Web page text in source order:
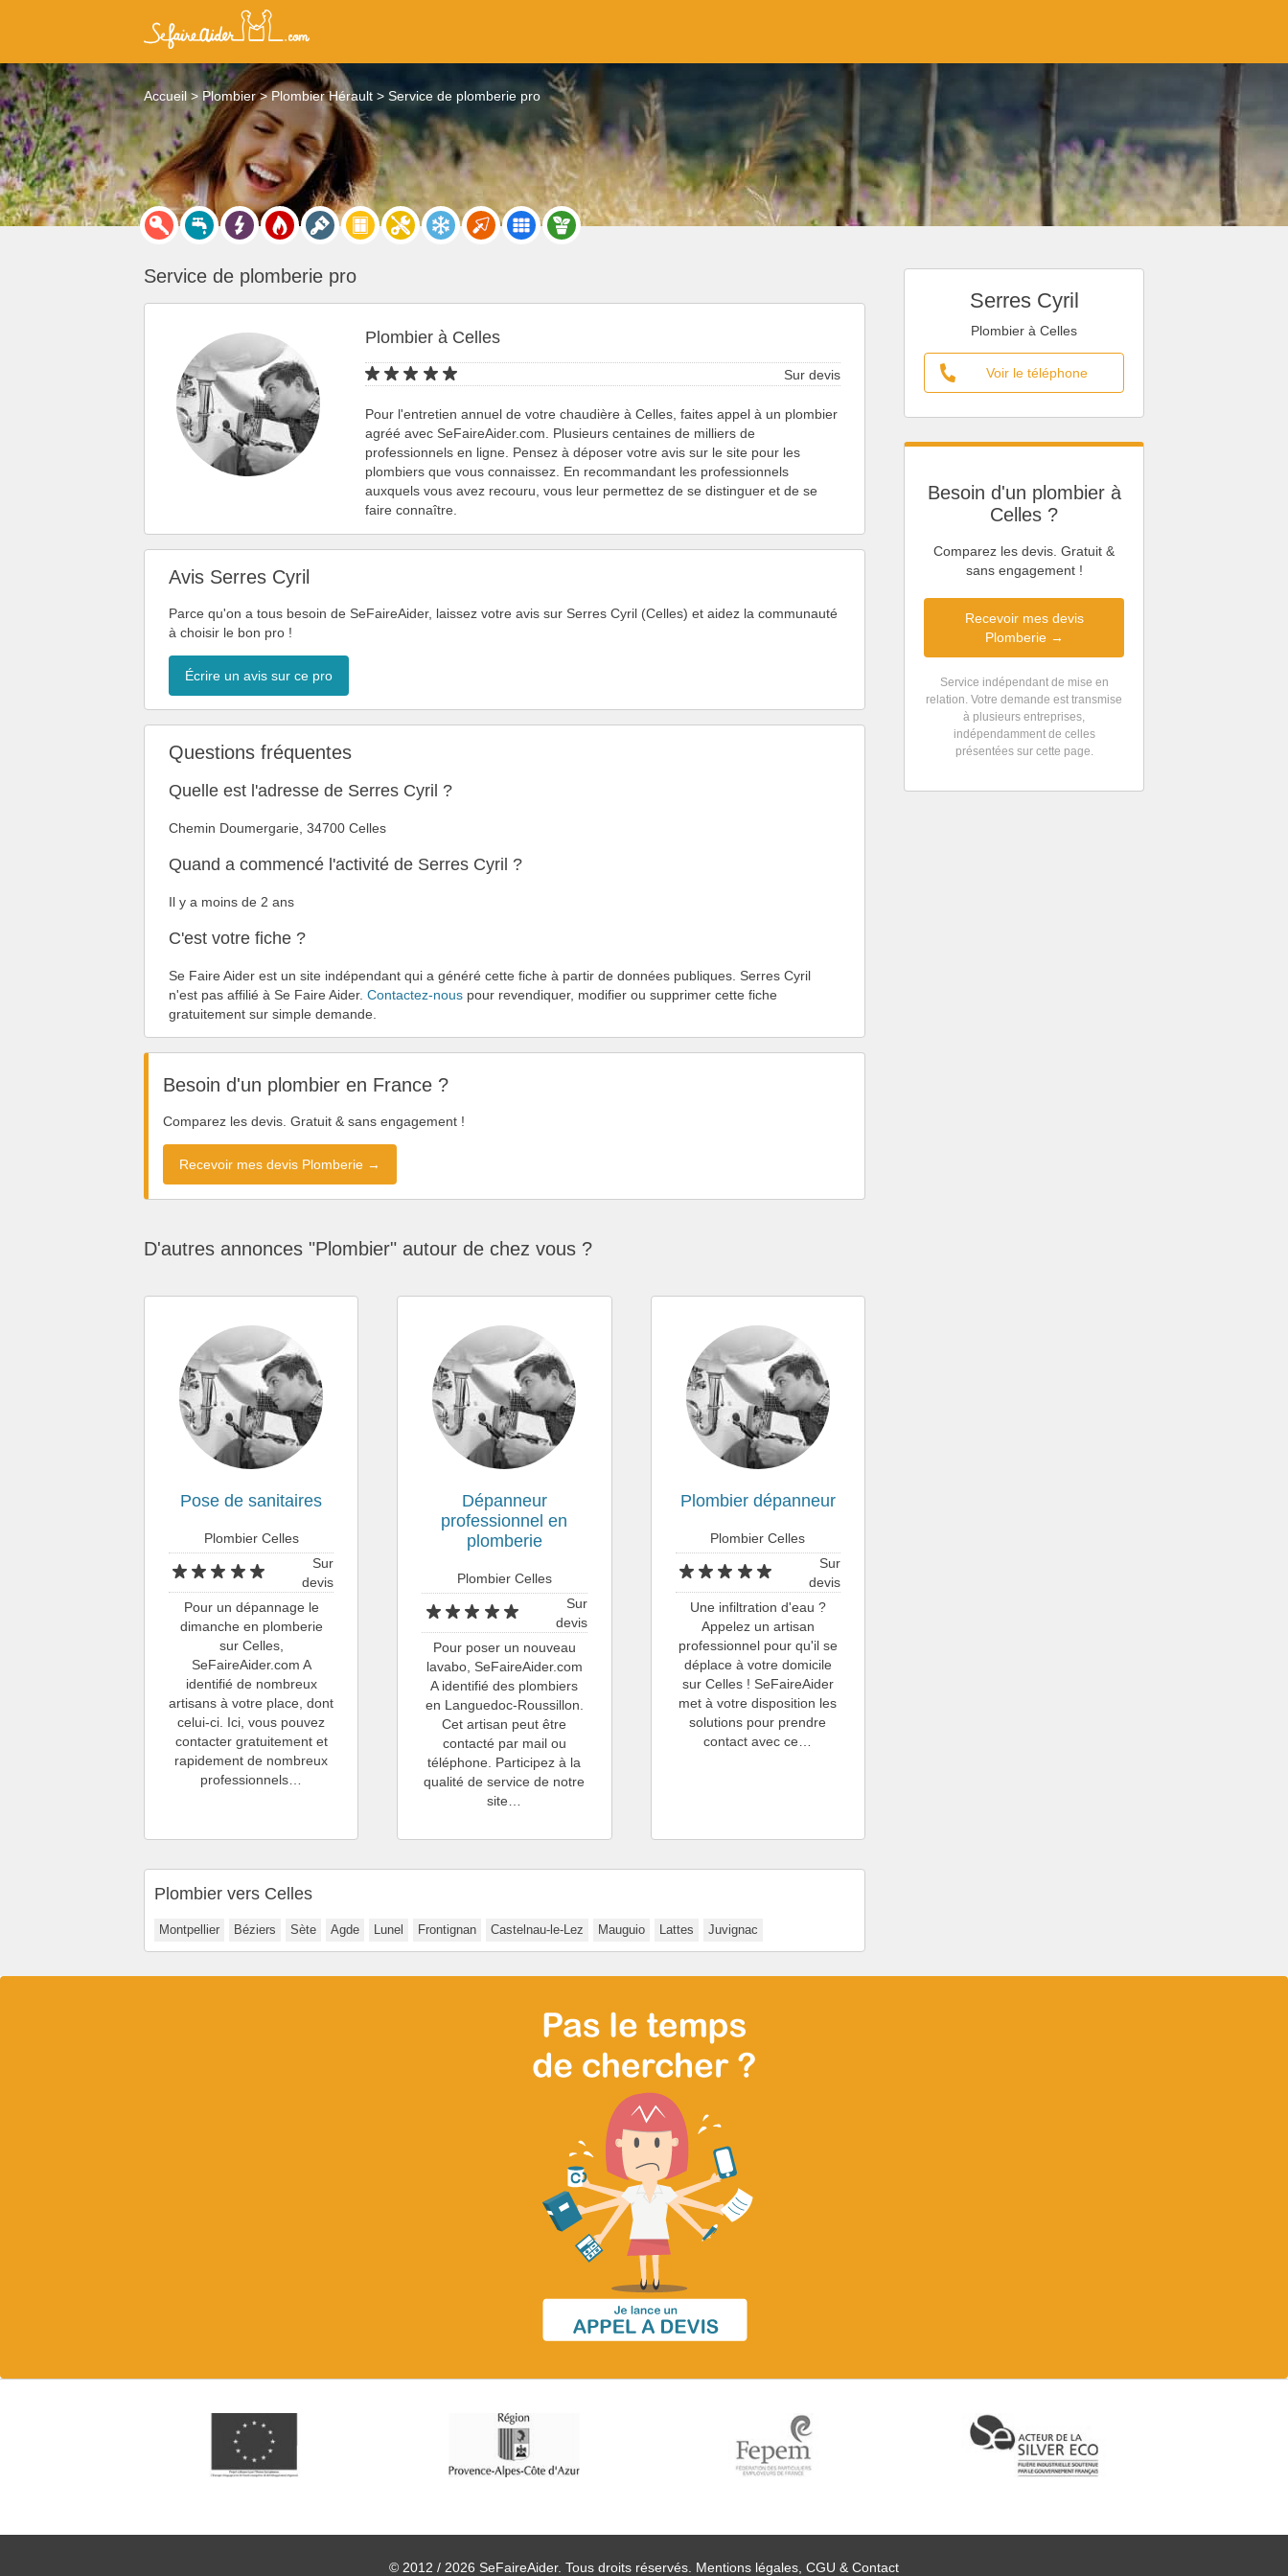
Accueil Plombier Plombier Hérault Service de plomberie pro
Serres Cyril
Plombier à Celles
Voir le téléphone
Besoin d'un plombier à
Celles ?
Comparez les devis. Gratuit &
sans engagement !
Recevoir mes devis
Plomberie →
Service indépendant de mise en
relation. Votre demande est transmise
à plusieurs entreprises,
indépendamment de celles
présentées sur cette page.
Service de plomberie pro
Plombier à Celles
Sur devis
Pour l'entretien annuel de votre chaudière à Celles, faites appel à un plombier
agréé avec SeFaireAider.com. Plusieurs centaines de milliers de
professionnels en ligne. Pensez à déposer votre avis sur le site pour les
plombiers que vous connaissez. En recommandant les professionnels
auxquels vous avez recouru, vous leur permettez de se distinguer et de se
faire connaître.
Avis Serres Cyril
Parce qu'on a tous besoin de SeFaireAider, laissez votre avis sur Serres Cyril (Celles) et aidez la communauté
à choisir le bon pro !
Écrire un avis sur ce pro
Questions fréquentes
Quelle est l'adresse de Serres Cyril ?
Chemin Doumergarie, 34700 Celles
Quand a commencé l'activité de Serres Cyril ?
Il y a moins de 2 ans
C'est votre fiche ?
Se Faire Aider est un site indépendant qui a généré cette fiche à partir de données publiques. Serres Cyril
n'est pas affilié à Se Faire Aider. Contactez-nous pour revendiquer, modifier ou supprimer cette fiche
gratuitement sur simple demande.
Besoin d'un plombier en France ?
Comparez les devis. Gratuit & sans engagement !
Recevoir mes devis Plomberie →
D'autres annonces "Plombier" autour de chez vous ?
Pose de sanitaires
Plombier Celles
Sur
devis
Pour un dépannage le
dimanche en plomberie
sur Celles,
SeFaireAider.com A
identifié de nombreux
artisans à votre place, dont
celui-ci. Ici, vous pouvez
contacter gratuitement et
rapidement de nombreux
professionnels…
Dépanneur
professionnel en
plomberie
Plombier Celles
Sur
devis
Pour poser un nouveau
lavabo, SeFaireAider.com
A identifié des plombiers
en Languedoc-Roussillon.
Cet artisan peut être
contacté par mail ou
téléphone. Participez à la
qualité de service de notre
site…
Plombier dépanneur
Plombier Celles
Sur
devis
Une infiltration d'eau ?
Appelez un artisan
professionnel pour qu'il se
déplace à votre domicile
sur Celles ! SeFaireAider
met à votre disposition les
solutions pour prendre
contact avec ce…
Plombier vers Celles
Montpellier Béziers Sète Agde Lunel Frontignan Castelnau-le-Lez Mauguio Lattes Juvignac
© 2012 / 2026 SeFaireAider. Tous droits réservés. Mentions légales, CGU & Contact